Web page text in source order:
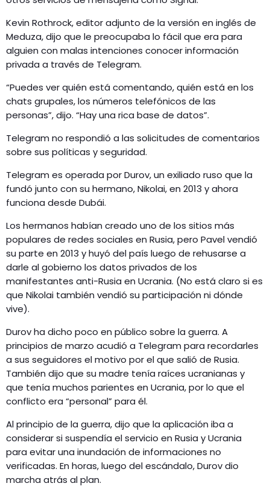
Kevin Rothrock, editor adjunto de la versión en inglés de
Meduza, dijo que le preocupaba lo fácil que era para
alguien con malas intenciones conocer información
privada a través de Telegram.
“Puedes ver quién está comentando, quién está en los
chats grupales, los números telefónicos de las
personas”, dijo. “Hay una rica base de datos”.
Telegram no respondió a las solicitudes de comentarios
sobre sus políticas y seguridad.
Telegram es operada por Durov, un exiliado ruso que la
fundó junto con su hermano, Nikolai, en 2013 y ahora
funciona desde Dubái.
Los hermanos habían creado uno de los sitios más
populares de redes sociales en Rusia, pero Pavel vendió
su parte en 2013 y huyó del país luego de rehusarse a
darle al gobierno los datos privados de los
manifestantes anti-Rusia en Ucrania. (No está claro si es
que Nikolai también vendió su participación ni dónde
vive).
Durov ha dicho poco en público sobre la guerra. A
principios de marzo acudió a Telegram para recordarles
a sus seguidores el motivo por el que salió de Rusia.
También dijo que su madre tenía raíces ucranianas y
que tenía muchos parientes en Ucrania, por lo que el
conflicto era “personal” para él.
Al principio de la guerra, dijo que la aplicación iba a
considerar si suspendía el servicio en Rusia y Ucrania
para evitar una inundación de informaciones no
verificadas. En horas, luego del escándalo, Durov dio
marcha atrás al plan.